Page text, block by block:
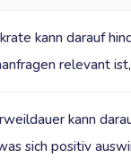
kann darauf
relevant
kann
sich positiv